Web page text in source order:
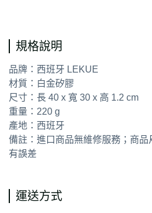
規格說明
品牌：西班牙 LEKUE
材質：白金矽膠
尺寸：長 40 x 寬 30 x 高 1.2 cm
重量：220 g
產地：西班牙
備註：進口商品無維修服務；商
有誤差
運送方式